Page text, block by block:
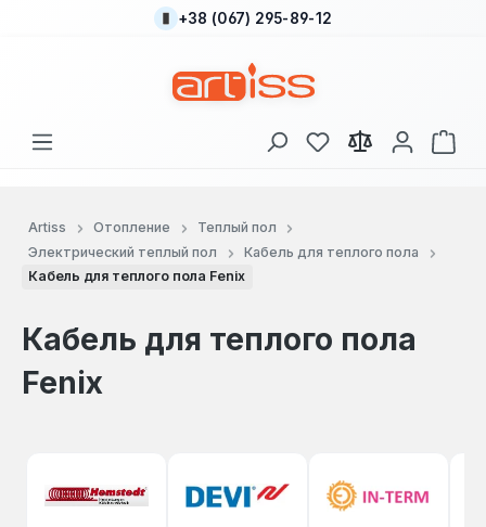
Перейти к основному содержанию
+38 (067) 295-89-12
У вас есть товары
В
Artiss Отопление
Теплый пол
Электрический теплый пол
Кабель для теплого пола
Кабель для теплого пола Fenix
Кабель для теплого пола
Fenix